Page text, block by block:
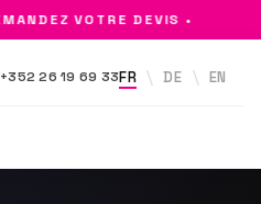
VOTRE DEVIS •
+352 26 19 69 33FR DE EN